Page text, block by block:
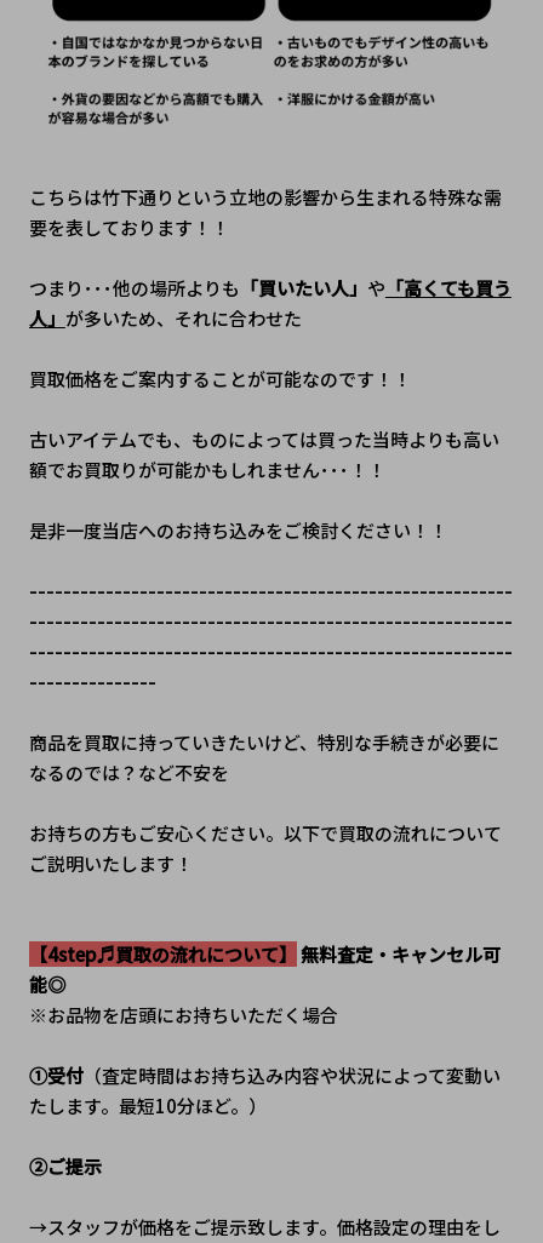
こちらは竹下通りという立地の影響から生まれる特殊な需
要を表しております！！
つまり･･･他の場所よりも 「買いたい人」 や 「高くても買う
人」 が多いため、それに合わせた
買取価格をご案内することが可能なのです！！
古いアイテムでも、ものによっては買った当時よりも高い
額でお買取りが可能かもしれません･･･！！
是非一度当店へのお持ち込みをご検討ください！！
---------------------------------------------------------
---------------------------------------------------------
---------------------------------------------------------
---------------
商品を買取に持っていきたいけど、特別な手続きが必要に
なるのでは？など不安を
お持ちの方もご安心ください。以下で買取の流れについて
ご説明いたします！
【4step♬買取の流れについて】 無料査定・キャンセル可
能◎
※お品物を店頭にお持ちいただく場合
①受付（査定時間はお持ち込み内容や状況によって変動い
たします。最短10分ほど。）
②ご提示
→スタッフが価格をご提示致します。価格設定の理由をし